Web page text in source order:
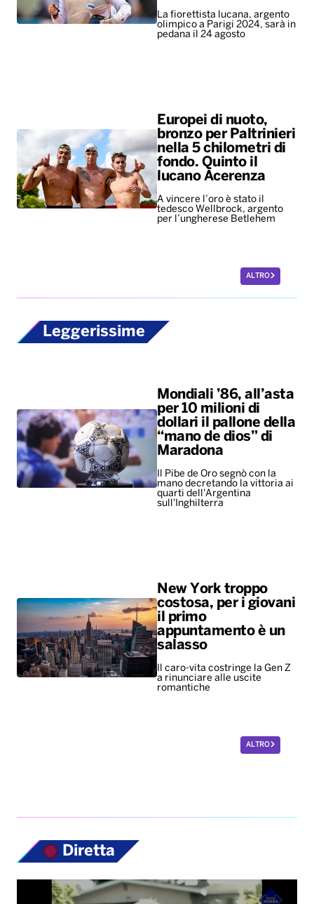
La fiorettista lucana, argento
olimpico a Parigi 2024, sarà in
pedana il 24 agosto
Europei di nuoto,
bronzo per Paltrinieri
nella 5 chilometri di
fondo. Quinto il
lucano Acerenza
A vincere l’oro è stato il
tedesco Wellbrock, argento
per l’ungherese Betlehem
ALTRO
Leggerissime
Mondiali ’86, all’asta
per 10 milioni di
dollari il pallone della
“mano de dios” di
Maradona
Il Pibe de Oro segnò con la
mano decretando la vittoria ai
quarti dell'Argentina
sull'Inghilterra
New York troppo
costosa, per i giovani
il primo
appuntamento è un
salasso
Il caro-vita costringe la Gen Z
a rinunciare alle uscite
romantiche
ALTRO
Diretta